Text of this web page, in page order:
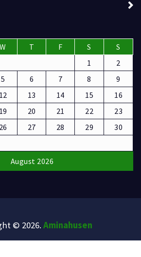
August 2026
W T F S
S
1
2
5 6 7 8
9
12 13 14 15
16
19 20 21 22
23
26 27 28 29
30
© 2026. Aminahusen